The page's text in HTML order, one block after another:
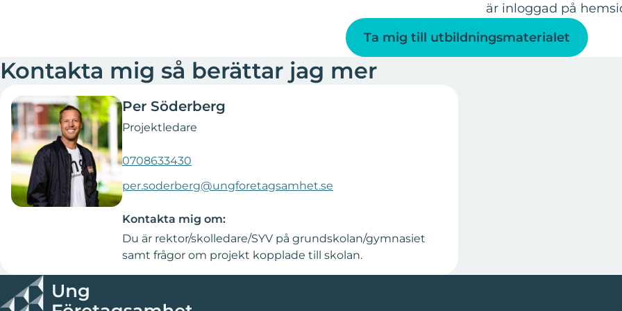
är inloggad på
Ta mig till utbildningsmaterialet
Kontakta mig så berättar jag mer
Per Söderberg
Projektledare
0708633430
per.soderberg@ungforetagsamhet.se
Kontakta mig om:
Du är rektor/skolledare/SYV på grundskolan/gymnasiet
samt frågor om projekt kopplade till skolan.